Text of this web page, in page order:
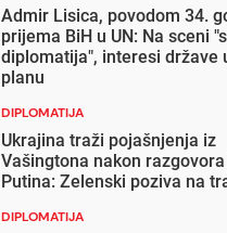
Admir Lisica, povodom 34.
prijema BiH u UN: Na sceni
diplomatija", interesi države
planu
DIPLOMATIJA
Ukrajina traži pojašnjenja iz
Vašingtona nakon
Putina: Zelenski poziva na
DIPLOMATIJA